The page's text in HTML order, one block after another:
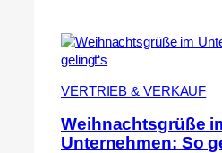
VERTRIEB & VERKAUF
Weihnachtsgrüße
Unternehmen: So